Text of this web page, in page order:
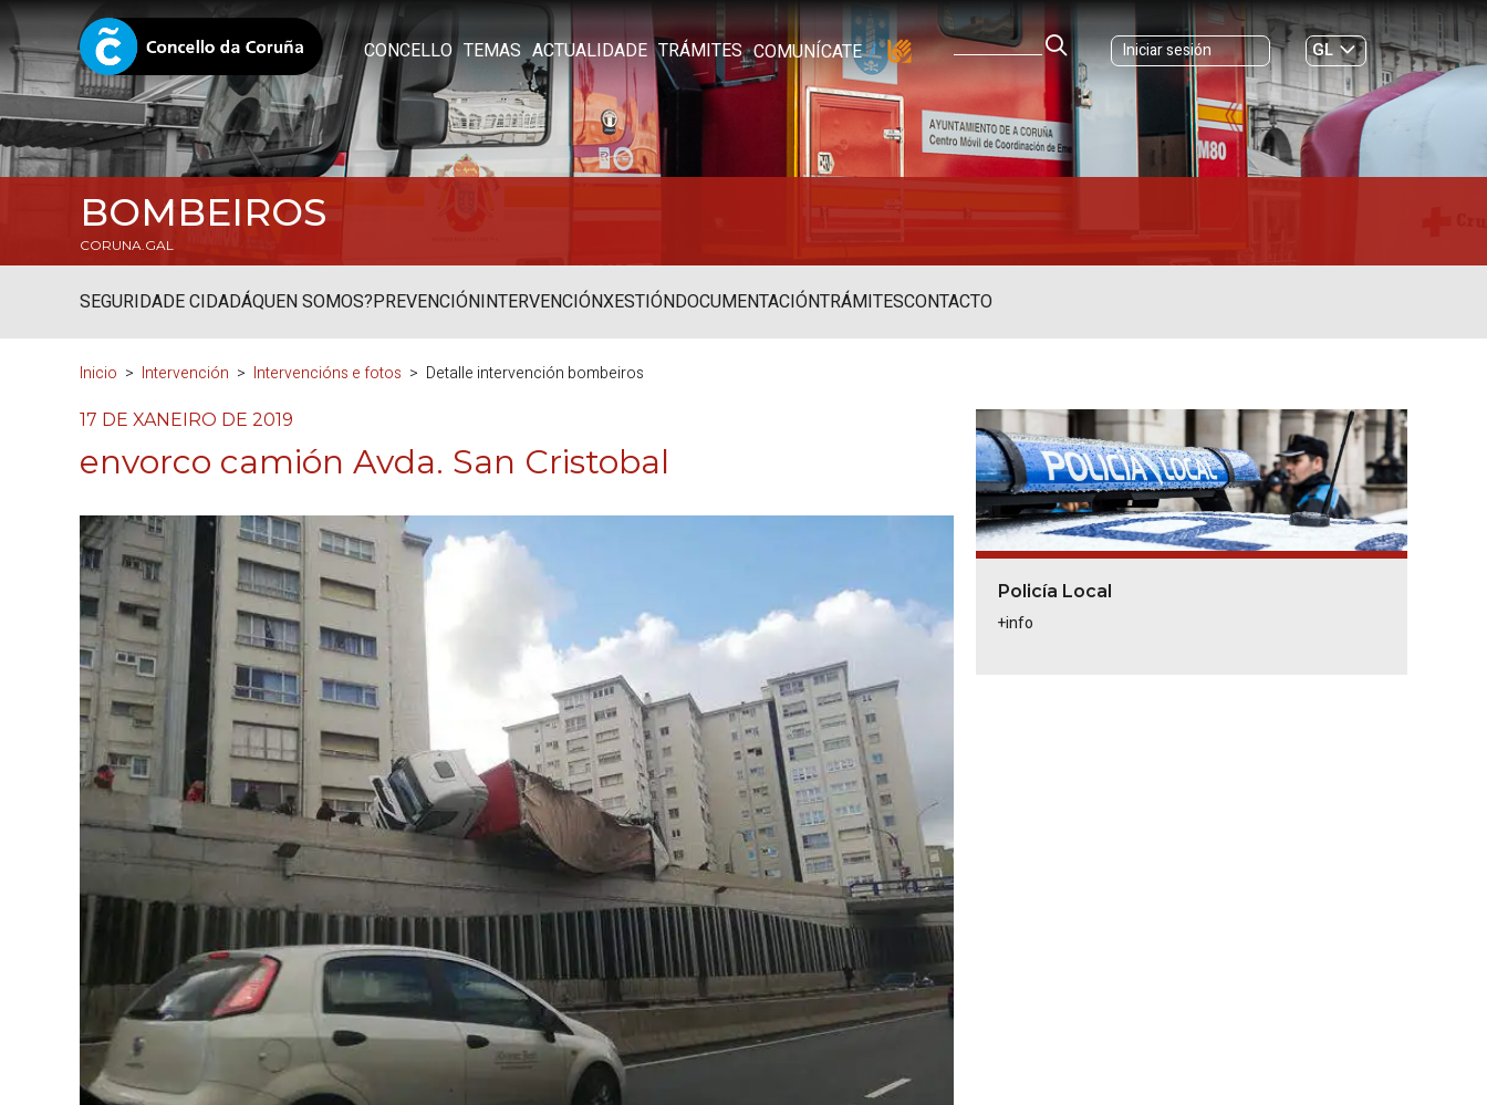
CONCELLO TEMAS ACTUALIDADE TRÁMITES COMUNÍCATE Iniciar sesión
GL
ES|
BOMBEIROS
CORUNA.GAL
SEGURIDADE CIDADÁQUEN SOMOS?PREVENCIÓNINTERVENCIÓNXESTIÓNDOCUMENTACIÓNTRÁMITESCONTACTO
Inicio Intervención Intervencións e fotos Detalle intervención bombeiros
17 DE XANEIRO DE 2019
envorco camión Avda. San Cristobal
Policía Local
+info